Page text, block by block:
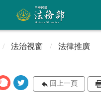
法治視窗
法律推廣
回上一頁